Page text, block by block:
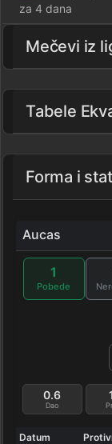
za 4 dana
Mečevi iz
Tabele
Forma i
Aucas
1
Pobede
Dao
0.6
Datum